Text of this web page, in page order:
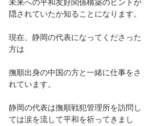
未来への平和友好関係構築のヒントが
隠されていたか知ることになります。
現在、静岡の代表になってくださった
方は
撫順出身の中国の方と一緒に仕事をさ
れています。
静岡の代表は撫順戦犯管理所を訪問し
ては涙を流して平和を祈ってきまし